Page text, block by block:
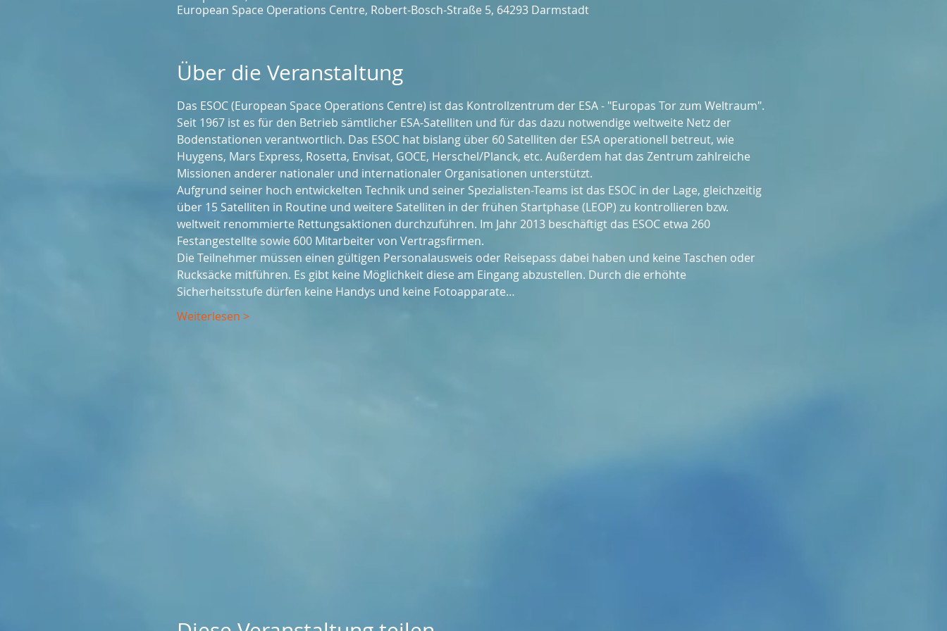
European Space Operations Centre, Robert-Bosch-Straße 5, 64293 Darmstadt
Über die Veranstaltung
Das ESOC (European Space Operations Centre) ist das Kontrollzentrum der ESA - "Europas Tor zum Weltraum".
Seit 1967 ist es für den Betrieb sämtlicher ESA-Satelliten und für das dazu notwendige weltweite Netz der
Bodenstationen verantwortlich. Das ESOC hat bislang über 60 Satelliten der ESA operationell betreut, wie
Huygens, Mars Express, Rosetta, Envisat, GOCE, Herschel/Planck, etc. Außerdem hat das Zentrum zahlreiche
Missionen anderer nationaler und internationaler Organisationen unterstützt.
Aufgrund seiner hoch entwickelten Technik und seiner Spezialisten-Teams ist das ESOC in der Lage, gleichzeitig
über 15 Satelliten in Routine und weitere Satelliten in der frühen Startphase (LEOP) zu kontrollieren bzw.
weltweit renommierte Rettungsaktionen durchzuführen. Im Jahr 2013 beschäftigt das ESOC etwa 260
Festangestellte sowie 600 Mitarbeiter von Vertragsfirmen.
Die Teilnehmer müssen einen gültigen Personalausweis oder Reisepass dabei haben und keine Taschen oder
Rucksäcke mitführen. Es gibt keine Möglichkeit diese am Eingang abzustellen. Durch die erhöhte
Sicherheitsstufe dürfen keine Handys und keine Fotoapparate…
Weiterlesen >